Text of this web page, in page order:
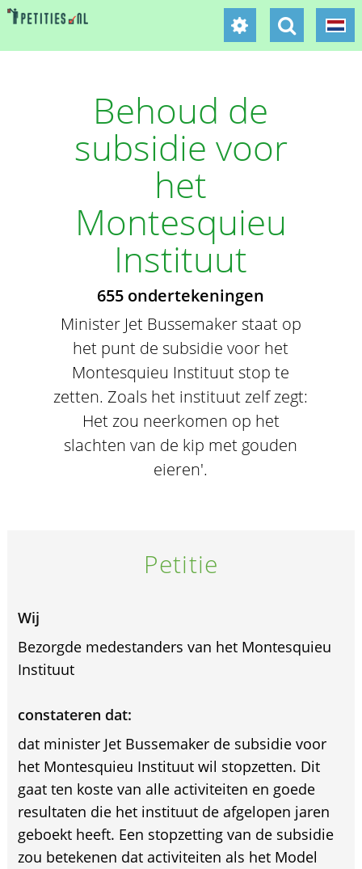
Behoud de
subsidie voor
het
Montesquieu
Instituut
655 ondertekeningen
Minister Jet Bussemaker staat op
het punt de subsidie voor het
Montesquieu Instituut stop te
zetten. Zoals het instituut zelf zegt:
Het zou neerkomen op het
slachten van de kip met gouden
eieren'.
Petitie
Wij
Bezorgde medestanders van het Montesquieu
Instituut
constateren dat:
dat minister Jet Bussemaker de subsidie voor
het Montesquieu Instituut wil stopzetten. Dit
gaat ten koste van alle activiteiten en goede
resultaten die het instituut de afgelopen jaren
geboekt heeft. Een stopzetting van de subsidie
zou betekenen dat activiteiten als het Model